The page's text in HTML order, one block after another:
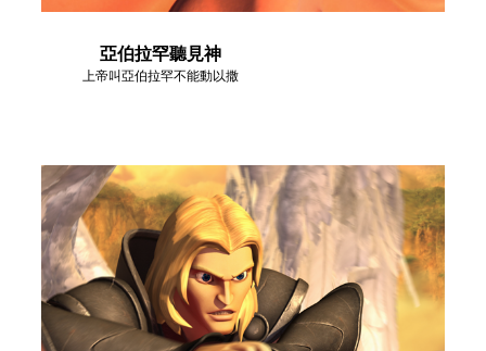
亞伯拉罕聽見神
上帝叫亞伯拉罕不能動以撒